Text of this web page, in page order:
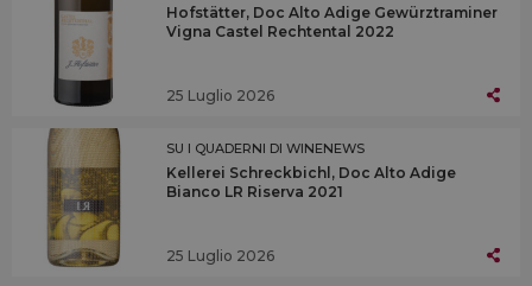
Hofstätter, Doc Alto Adige Gewürztraminer
Vigna Castel Rechtental 2022
25 Luglio 2026
SU I QUADERNI DI WINENEWS
Kellerei Schreckbichl, Doc Alto Adige
Bianco LR Riserva 2021
25 Luglio 2026